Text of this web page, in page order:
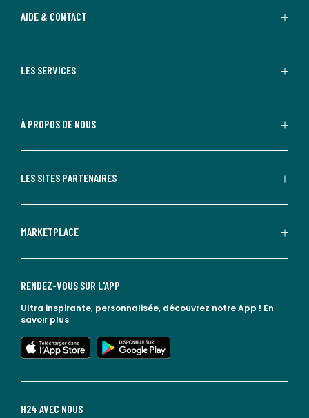
AIDE & CONTACT
LES SERVICES
À PROPOS DE NOUS
LES SITES PARTENAIRES
MARKETPLACE
H24 AVEC NOUS
RENDEZ-VOUS SUR L'APP
Ultra inspirante, personnalisée, découvrez notre App ! En
savoir plus
lien vers l'app store
lien vers google play